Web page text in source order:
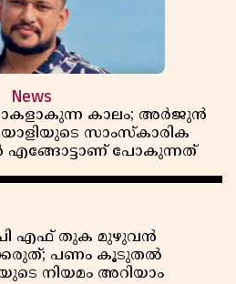
News
കാലം; അർജുൻ
സാംസ്കാരിക
എങ്ങോട്ടാണ് പോകുന്നത്
പി എഫ് തുക മുഴുവൻ
പണം കൂടുതൽ
നിയമം അറിയാം